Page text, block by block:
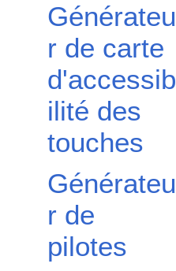
Générateu
r de carte
d'accessib
ilité des
touches
Générateu
r de
pilotes